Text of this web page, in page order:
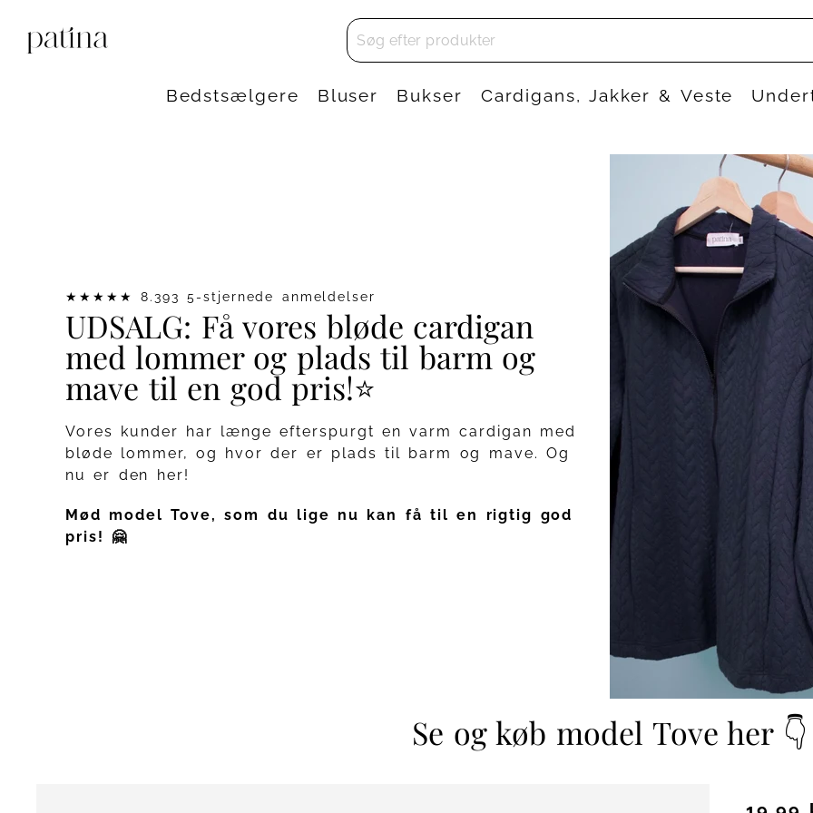
Bedstsælgere Bluser Bukser Cardigans, Jakker & Veste
★★★★★ 8.393 5-stjernede anmeldelser
UDSALG: Få vores bløde cardigan
med lommer og plads til barm og
mave til en god pris!⭐
Vores kunder har længe efterspurgt en varm cardigan med
bløde lommer, og hvor der er plads til barm og mave. Og
nu er den her!
Mød model Tove, som du lige nu kan få til en rigtig god
pris! 🤗
Se og køb model Tove her 👇